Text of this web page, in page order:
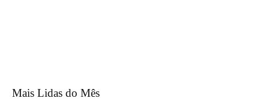
Mais Lidas do Mês